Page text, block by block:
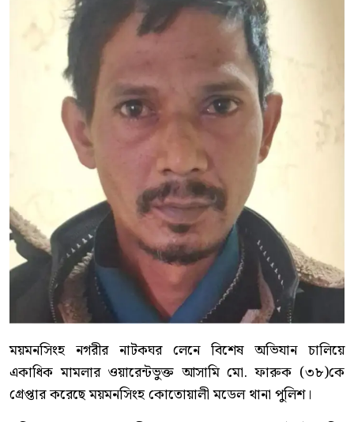
ময়মনসিংহ নগরীর নাটকঘর লেনে বিশেষ অভিযান চালিয়ে
একাধিক মামলার ওয়ারেন্টভুক্ত আসামি মো. ফারুক (৩৮)কে
গ্রেপ্তার করেছে ময়মনসিংহ কোতোয়ালী মডেল থানা পুলিশ।